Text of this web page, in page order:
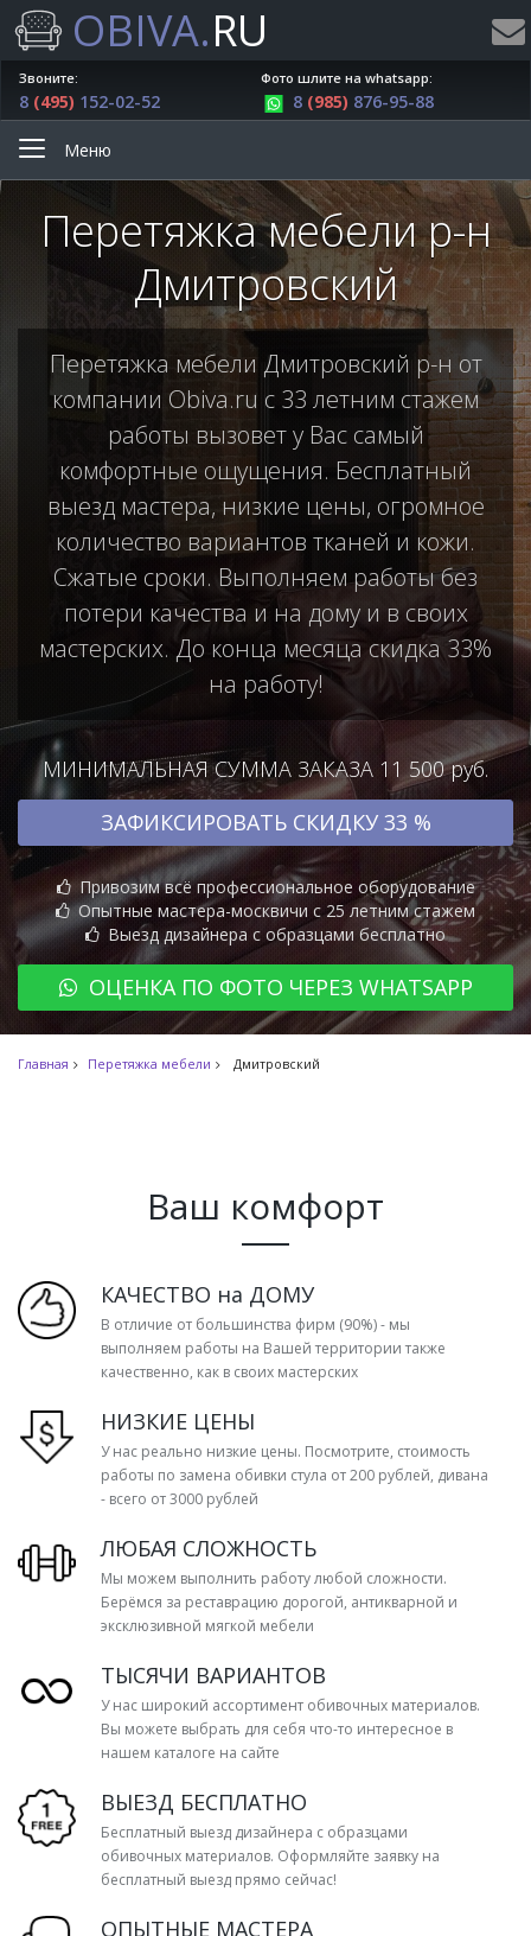
OBIVA.RU
Звоните:
8 (495) 152-02-52
Фото шлите на whatsapp:
8 (985) 876-95-88
Меню
Перетяжка мебели р-н
Дмитровский
Перетяжка мебели Дмитровский р-н от
компании Obiva.ru с 33 летним стажем
работы вызовет у Вас самый
комфортные ощущения. Бесплатный
выезд мастера, низкие цены, огромное
количество вариантов тканей и кожи.
Сжатые сроки. Выполняем работы без
потери качества и на дому и в своих
мастерских. До конца месяца скидка 33%
на работу!
МИНИМАЛЬНАЯ СУММА ЗАКАЗА 11 500 руб.
ЗАФИКСИРОВАТЬ СКИДКУ 33 %
Привозим всё профессиональное оборудование
Опытные мастера-москвичи с 25 летним стажем
Выезд дизайнера с образцами бесплатно
ОЦЕНКА ПО ФОТО ЧЕРЕЗ WHATSAPP
Главная Перетяжка мебели Дмитровский
Ваш комфорт
КАЧЕСТВО на ДОМУ
В отличие от большинства фирм (90%) - мы
выполняем работы на Вашей территории также
качественно, как в своих мастерских
НИЗКИЕ ЦЕНЫ
У нас реально низкие цены. Посмотрите, стоимость
работы по замена обивки стула от 200 рублей, дивана
- всего от 3000 рублей
ЛЮБАЯ СЛОЖНОСТЬ
Мы можем выполнить работу любой сложности.
Берёмся за реставрацию дорогой, антикварной и
эксклюзивной мягкой мебели
ТЫСЯЧИ ВАРИАНТОВ
У нас широкий ассортимент обивочных материалов.
Вы можете выбрать для себя что-то интересное в
нашем каталоге на сайте
ВЫЕЗД БЕСПЛАТНО
Бесплатный выезд дизайнера с образцами
обивочных материалов. Оформляйте заявку на
бесплатный выезд прямо сейчас!
ОПЫТНЫЕ МАСТЕРА